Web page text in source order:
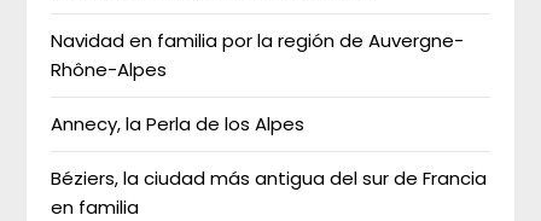
Navidad en familia por la región de Auvergne-
Rhône-Alpes
Annecy, la Perla de los Alpes
Béziers, la ciudad más antigua del sur de Francia
en familia